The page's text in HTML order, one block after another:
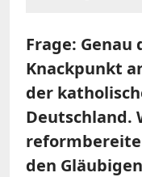
Frage: Genau
Knackpunkt
der
Deutschland.
den